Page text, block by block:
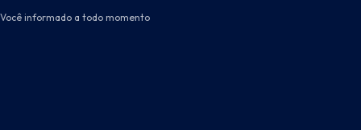
Você informado a todo momento